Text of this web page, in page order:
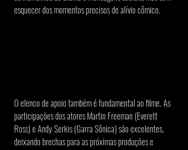
esquecer dos momentos precisos de alívio cômico.
O elenco de apoio também é fundamental ao filme. As
participações dos atores Martin Freeman (Everett
Ross) e Andy Serkis (Garra Sônica) são excelentes,
deixando brechas para as próximas produções e